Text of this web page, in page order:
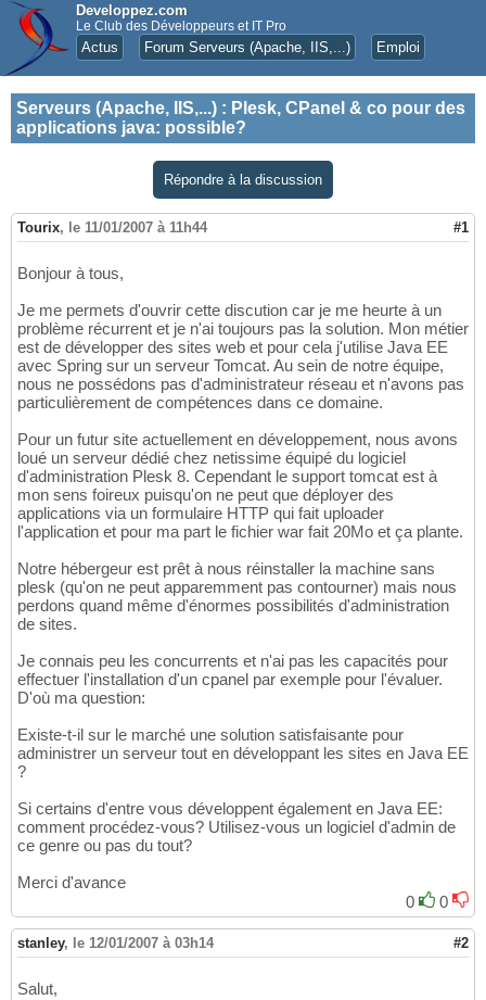
Developpez.com
Le Club des Développeurs et IT Pro
Actus Forum Serveurs (Apache, IIS,...) Emploi
Serveurs (Apache, IIS,...) : Plesk, CPanel & co pour des
applications java: possible?
Répondre à la discussion
Tourix, le 11/01/2007 à 11h44 #1
Bonjour à tous,
Je me permets d'ouvrir cette discution car je me heurte à un
problème récurrent et je n'ai toujours pas la solution. Mon métier
est de développer des sites web et pour cela j'utilise Java EE
avec Spring sur un serveur Tomcat. Au sein de notre équipe,
nous ne possédons pas d'administrateur réseau et n'avons pas
particulièrement de compétences dans ce domaine.
Pour un futur site actuellement en développement, nous avons
loué un serveur dédié chez netissime équipé du logiciel
d'administration Plesk 8. Cependant le support tomcat est à
mon sens foireux puisqu'on ne peut que déployer des
applications via un formulaire HTTP qui fait uploader
l'application et pour ma part le fichier war fait 20Mo et ça plante.
Notre hébergeur est prêt à nous réinstaller la machine sans
plesk (qu'on ne peut apparemment pas contourner) mais nous
perdons quand même d'énormes possibilités d'administration
de sites.
Je connais peu les concurrents et n'ai pas les capacités pour
effectuer l'installation d'un cpanel par exemple pour l'évaluer.
D'où ma question:
Existe-t-il sur le marché une solution satisfaisante pour
administrer un serveur tout en développant les sites en Java EE
?
Si certains d'entre vous développent également en Java EE:
comment procédez-vous? Utilisez-vous un logiciel d'admin de
ce genre ou pas du tout?
Merci d'avance
0
0
stanley, le 12/01/2007 à 03h14 #2
Salut,